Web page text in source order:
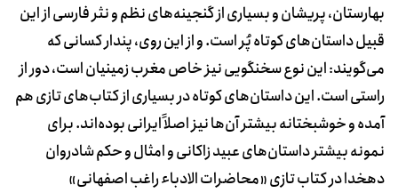
بهارستان، پریشان و بسیاری از گنجینه‌های نظم و نثر فارسی از این
قبیل داستان‌های کوتاه پُر است. و از این روی، پندار کسانی که
می‌گویند: این نوع سخنگویی نیز خاص مغرب زمینیان است، دور از
راستی است. این داستان‌های کوتاه در بسیاری از کتاب‌های تازی هم
آمده و خوشبختانه بیشتر آن‌ها نیز اصلاً ایرانی بوده‌اند. برای
نمونه بیشتر داستان‌های عبید زاکانی و امثال و حکم شادروان
دهخدا در کتاب تازی «محاضرات الادباء راغب اصفهانی»